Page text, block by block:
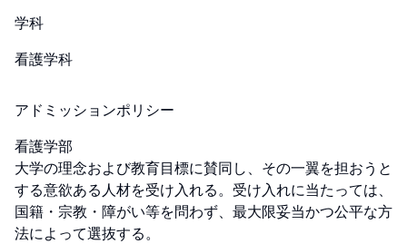
学科
看護学科
アドミッションポリシー
看護学部
大学の理念および教育目標に賛同し、その一翼を担おうと
する意欲ある人材を受け入れる。受け入れに当たっては、
国籍・宗教・障がい等を問わず、最大限妥当かつ公平な方
法によって選抜する。